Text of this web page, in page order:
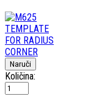
Količina: